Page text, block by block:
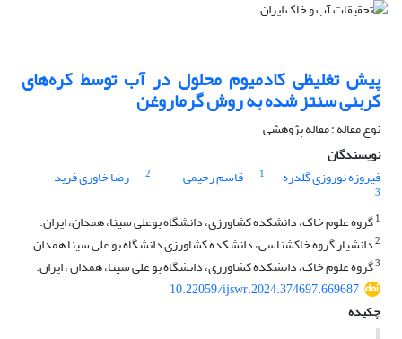
پیش تغلیظی کادمیوم محلول در آب توسط کره‌های
کربنی سنتز شده به روش گرماروغن
نوع مقاله : مقاله پژوهشی
نویسندگان
فیروزه نوروزی گلدره
1 قاسم رحیمی 2 رضا خاوری فرید
3
1گروه علوم خاک، دانشکده کشاورزی، دانشگاه بوعلی سینا، همدان، ایران.
2دانشیار گروه خاکشناسی، دانشکده کشاورزی دانشگاه بو علی سینا همدان
3گروه علوم خاک، دانشکده کشاورزی، دانشگاه بو علی سینا، همدان ، ایران.
10.22059/ijswr.2024.374697.669687
چکیده